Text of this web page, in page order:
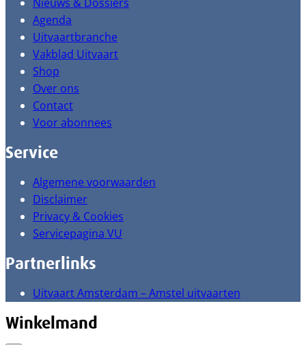
Agenda
Uitvaartbranche
Vakblad Uitvaart
Shop
Over ons
Contact
Voor abonnees
Service
Algemene voorwaarden
Disclaimer
Privacy & Cookies
Servicepagina VU
Partnerlinks
Uitvaart Amsterdam – Amstel uitvaarten
Winkelmand